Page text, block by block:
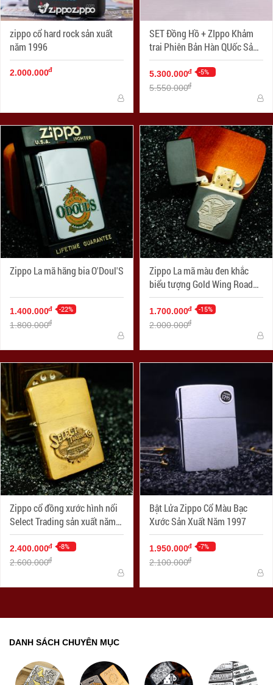
zippo cổ hard rock sản xuất
năm 1996
2.000.000đ
SET Đồng Hồ + ZIppo Khảm
trai Phiên Bản Hàn QUốc Sản
Xuất Năm 2006
5.300.000đ -5%
5.550.000đ
Zippo La mã hãng bia O'Doul'S
1.400.000đ -22%
1.800.000đ
Zippo La mã màu đen khắc
biểu tượng Gold Wing Road
Riders
1.700.000đ -15%
2.000.000đ
Zippo cổ đồng xước hình nổi
Select Trading sản xuất năm
X-1994
2.400.000đ -8%
2.600.000đ
Bật Lửa Zippo Cổ Màu Bạc
Xước Sản Xuất Năm 1997
1.950.000đ -7%
2.100.000đ
DANH SÁCH CHUYÊN MỤC